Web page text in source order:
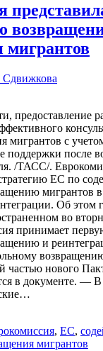
мигрантов
Сдвижкова
предоставление
мигрантов с
поддержки после
/ТАСС/.
ЕС по
мигрантов
Об этом
во
принимает
и
частью нового
в документе. — В
, ЕС,
мигрантов